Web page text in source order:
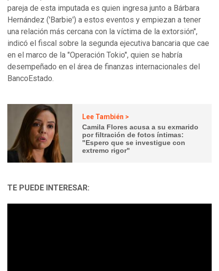
pareja de esta imputada es quien ingresa junto a Bárbara
Hernández ('Barbie') a estos eventos y empiezan a tener
una relación más cercana con la víctima de la extorsión",
indicó el fiscal sobre la segunda ejecutiva bancaria que cae
en el marco de la "Operación Tokio", quien se habría
desempeñado en el área de finanzas internacionales del
BancoEstado.
Lee También >
Camila Flores acusa a su exmarido
por filtración de fotos íntimas:
"Espero que se investigue con
extremo rigor"
TE PUEDE INTERESAR: